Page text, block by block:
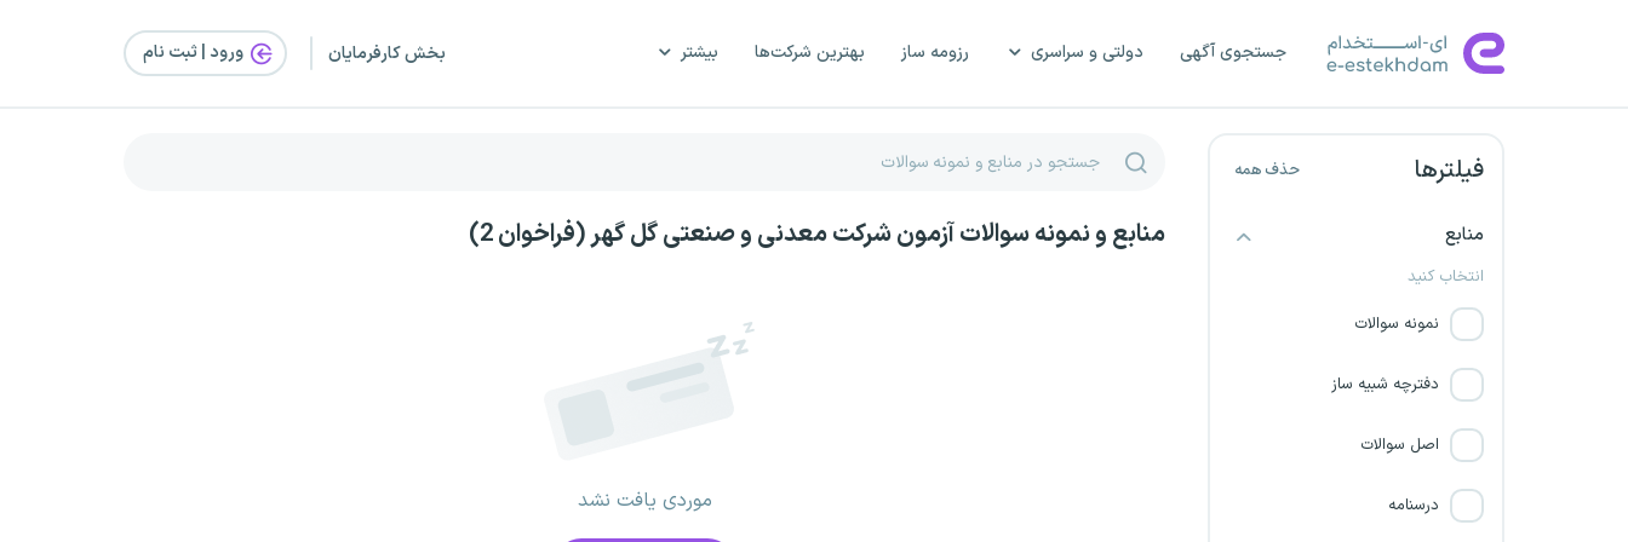
جستجوی آگهی دولتی و سراسری رزومه ساز بهترین شرکت‌ها بیشتر بخش کارفرمایان ورود | ثبت‌ نام
فیلترها حذف همه
منابع
انتخاب کنید
نمونه سوالات
دفترچه شبیه ساز
اصل سوالات
درسنامه
موسسه ستاره مهر صبا
شرکت معراج گستر ماهشهر
منابع و نمونه سوالات آزمون شرکت معدنی و صنعتی گل گهر (فراخوان 2)
موردی یافت نشد